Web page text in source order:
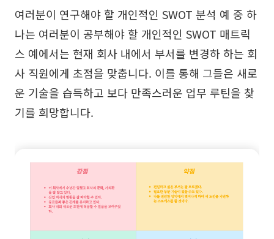
여러분이 연구해야 할 개인적인 SWOT 분석 예 중 하
나는 여러분이 공부해야 할 개인적인 SWOT 매트릭
스 예에서는 현재 회사 내에서 부서를 변경하 하는 회
사 직원에게 초점을 맞춥니다. 이를 통해 그들은 새로
운 기술을 습득하고 보다 만족스러운 업무 루틴을 찾
기를 희망합니다.